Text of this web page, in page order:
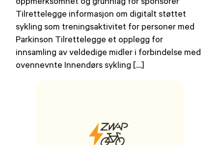
Tilrettelegge informasjon om digitalt støttet
sykling som treningsaktivitet for personer med
Parkinson Tilrettelegge et opplegg for
innsamling av veldedige midler i forbindelse med
ovennevnte Innendørs sykling […]